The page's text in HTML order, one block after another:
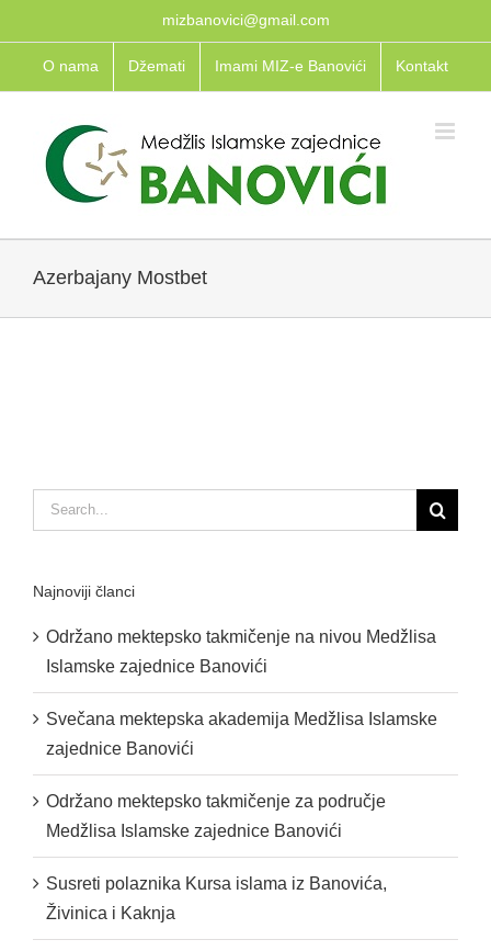
to
content
mizbanovici@gmail.com
O nama Džemati Imami MIZ-e Banovići Kontakt
Azerbajany Mostbet
Search
for:
Najnoviji članci
Održano mektepsko takmičenje na nivou Medžlisa
Islamske zajednice Banovići
Svečana mektepska akademija Medžlisa Islamske
zajednice Banovići
Održano mektepsko takmičenje za područje
Medžlisa Islamske zajednice Banovići
Susreti polaznika Kursa islama iz Banovića,
Živinica i Kaknja